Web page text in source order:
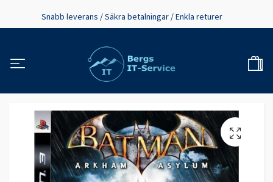
Snabb leverans / Säkra betalningar / Enkla returer